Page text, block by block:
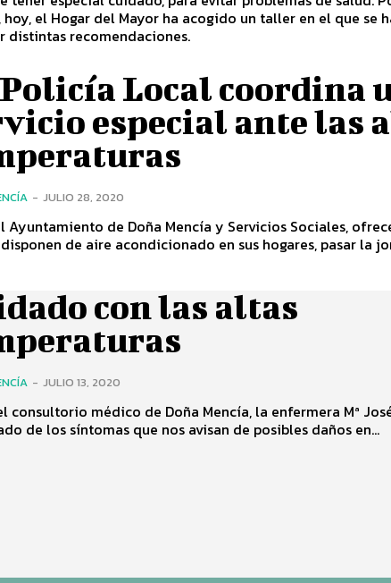
el Hogar del Mayor ha acogido un taller en el que se
distintas recomendaciones.
Local coordina
especial ante las
- JULIO 28, 2020
Ayuntamiento de Doña Mencía y Servicios Sociales,
de aire acondicionado en sus hogares, pasar la
con las altas
- JULIO 13, 2020
consultorio médico de Doña Mencía, la enfermera Mª
de los síntomas que nos avisan de posibles daños en...